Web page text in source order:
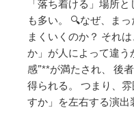
「落ち着ける」場所
も多い。 🔍なぜ、ま
まくいくのか？ それ
か」が人によって違う
感”**が満たされ、 後
得られる。 つまり、
すか」を左右する演出